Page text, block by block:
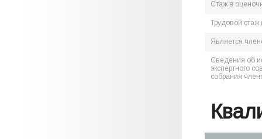
Стаж в
Трудовой стаж
Является
Сведения об
экспертного
собрания